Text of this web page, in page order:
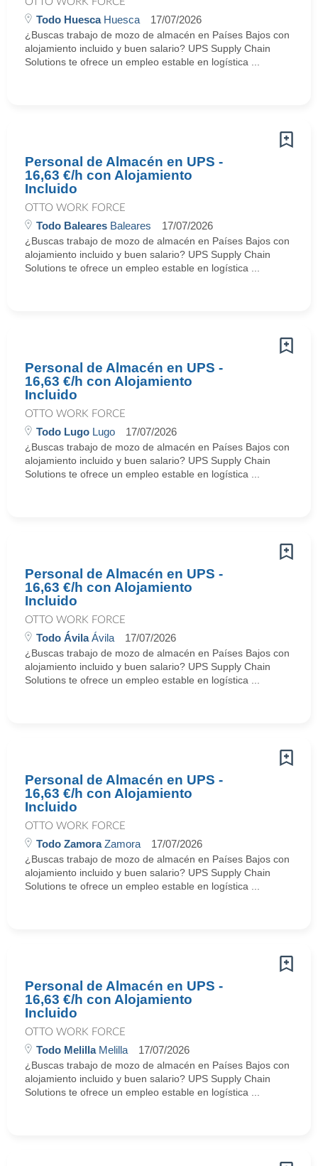
Todo HuescaHuesca 17/07/2026
¿Buscas trabajo de mozo de almacén en Países Bajos con
alojamiento incluido y buen salario? UPS Supply Chain
Solutions te ofrece un empleo estable en logística ...
Personal de Almacén en UPS -
16,63 €/h con Alojamiento
Incluido
OTTO WORK FORCE
Todo Baleares Baleares 17/07/2026
¿Buscas trabajo de mozo de almacén en Países Bajos con
alojamiento incluido y buen salario? UPS Supply Chain
Solutions te ofrece un empleo estable en logística ...
Personal de Almacén en UPS -
16,63 €/h con Alojamiento
Incluido
OTTO WORK FORCE
Todo Lugo Lugo 17/07/2026
¿Buscas trabajo de mozo de almacén en Países Bajos con
alojamiento incluido y buen salario? UPS Supply Chain
Solutions te ofrece un empleo estable en logística ...
Personal de Almacén en UPS -
16,63 €/h con Alojamiento
Incluido
OTTO WORK FORCE
Todo ÁvilaÁvila 17/07/2026
¿Buscas trabajo de mozo de almacén en Países Bajos con
alojamiento incluido y buen salario? UPS Supply Chain
Solutions te ofrece un empleo estable en logística ...
Personal de Almacén en UPS -
16,63 €/h con Alojamiento
Incluido
OTTO WORK FORCE
Todo ZamoraZamora 17/07/2026
¿Buscas trabajo de mozo de almacén en Países Bajos con
alojamiento incluido y buen salario? UPS Supply Chain
Solutions te ofrece un empleo estable en logística ...
Personal de Almacén en UPS -
16,63 €/h con Alojamiento
Incluido
OTTO WORK FORCE
Todo MelillaMelilla 17/07/2026
¿Buscas trabajo de mozo de almacén en Países Bajos con
alojamiento incluido y buen salario? UPS Supply Chain
Solutions te ofrece un empleo estable en logística ...